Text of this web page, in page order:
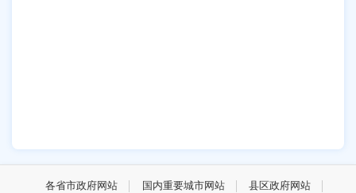
各省市政府网站 国内重要城市网站
县区政府网站